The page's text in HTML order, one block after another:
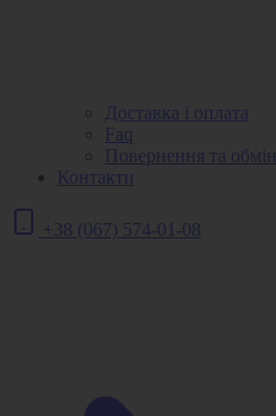
Доставка і оплата
Faq
Повернення та обмін
Контакти
+38 (067) 574-01-08